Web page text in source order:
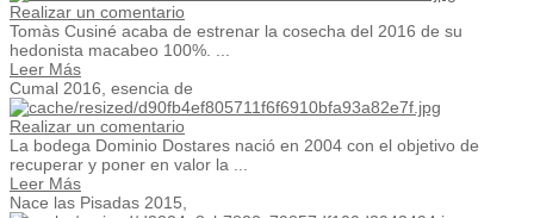
Realizar un comentario
Tomàs Cusiné acaba de estrenar la cosecha del 2016 de su
hedonista macabeo 100%. ...
Leer Más
Cumal 2016, esencia de
Realizar un comentario
La bodega Dominio Dostares nació en 2004 con el objetivo de
recuperar y poner en valor la ...
Leer Más
Nace las Pisadas 2015,